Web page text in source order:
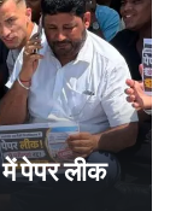
में पेपर लीक